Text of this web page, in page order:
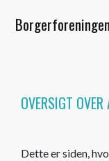
Borgerforeningen
OVERSIGT
Dette er siden,